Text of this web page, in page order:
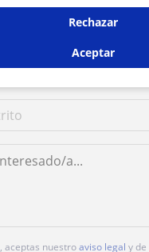
aceptas nuestroaviso legal y de
Rechazar
Aceptar